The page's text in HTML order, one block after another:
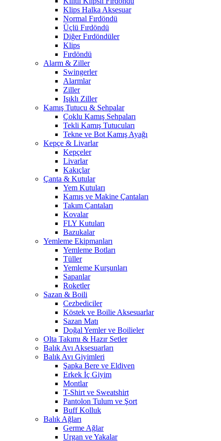
Klips Halka Aksesuar
Normal Fırdöndü
Üçlü Fırdöndü
Diğer Fırdöndüler
Klips
Fırdöndü
Alarm & Ziller
Swingerler
Alarmlar
Ziller
Işıklı Ziller
Kamış Tutucu & Sehpalar
Çoklu Kamış Sehpaları
Tekli Kamış Tutucuları
Tekne ve Bot Kamış Ayağı
Kepçe & Livarlar
Kepçeler
Livarlar
Kakıçlar
Çanta & Kutular
Yem Kutuları
Kamış ve Makine Çantaları
Takım Çantaları
Kovalar
FLY Kutuları
Bazukalar
Yemleme Ekipmanları
Yemleme Botları
Tüller
Yemleme Kurşunları
Sapanlar
Roketler
Sazan & Boili
Cezbediciler
Köstek ve Boilie Aksesuarlar
Sazan Matı
Doğal Yemler ve Boilieler
Olta Takımı & Hazır Setler
Balık Avı Aksesuarları
Balık Avı Giyimleri
Şapka Bere ve Eldiven
Erkek İç Giyim
Montlar
T-Shirt ve Sweatshirt
Pantolon Tulum ve Şort
Buff Kolluk
Balık Ağları
Germe Ağlar
Urgan ve Yakalar